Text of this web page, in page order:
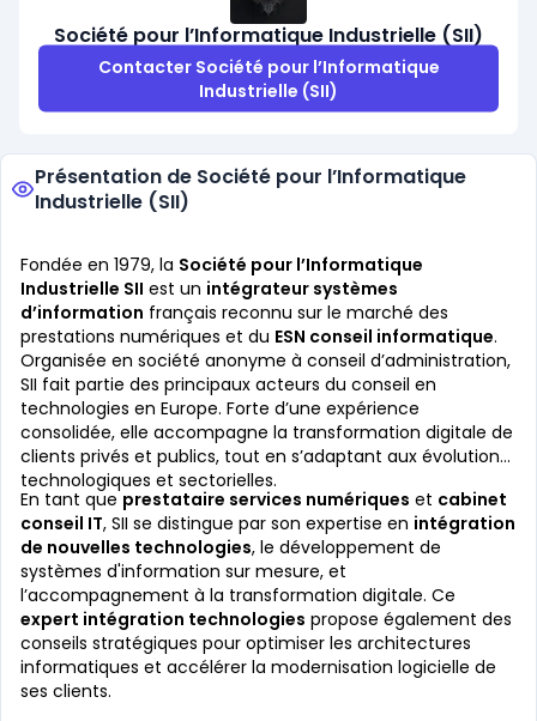
Société pour l’Informatique Industrielle (SII)
Contacter Société pour l’Informatique
Industrielle (SII)
Présentation de Société pour l’Informatique
Industrielle (SII)
Fondée en 1979, la Société pour l’Informatique
Industrielle SII est un intégrateur systèmes
d’information français reconnu sur le marché des
prestations numériques et du ESN conseil informatique.
Organisée en société anonyme à conseil d’administration,
SII fait partie des principaux acteurs du conseil en
technologies en Europe. Forte d’une expérience
consolidée, elle accompagne la transformation digitale de
clients privés et publics, tout en s’adaptant aux évolutions
technologiques et sectorielles.
En tant que prestataire services numériques et cabinet
conseil IT, SII se distingue par son expertise en intégration
de nouvelles technologies, le développement de
systèmes d'information sur mesure, et
l’accompagnement à la transformation digitale. Ce
expert intégration technologies propose également des
conseils stratégiques pour optimiser les architectures
informatiques et accélérer la modernisation logicielle de
ses clients.